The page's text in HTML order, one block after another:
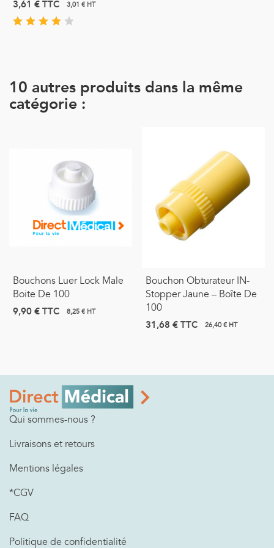
3,61 €TTC 3,01 € HT
10 autres produits dans la même
catégorie :
Bouchons Luer Lock Male
Boite De 100
9,90 €TTC 8,25 € HT
Bouchon Obturateur IN-
Stopper Jaune – Boîte De
100
31,68 €TTC 26,40 € HT
Qui sommes-nous ?
Livraisons et retours
Mentions légales
*CGV
FAQ
Politique de confidentialité